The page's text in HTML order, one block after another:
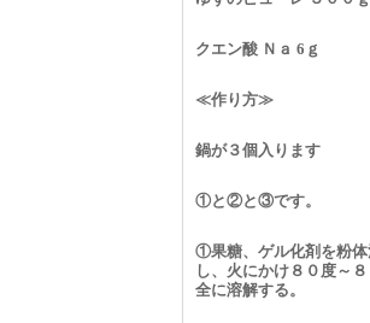
クエン酸 Ｎａ 6ｇ
≪作り方≫
鍋が３個入ります
①と②と③です。
①果糖、ゲル化剤を粉
し、火にかけ８０度～
全に溶解する。